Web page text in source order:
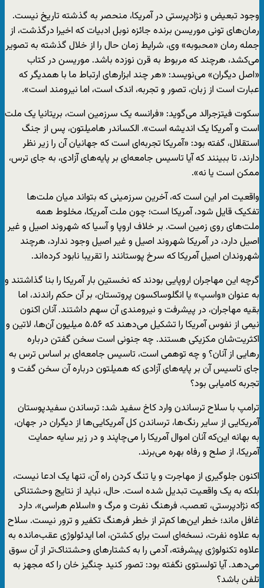
وجود تبعیض و نژادپرستی در آمریکا، منحصر به گذشته تاریخ نیست.
رمان‌های تونی موریسن برنده جائزه نوبل ادبیات که اخیرا درگذشت، از
جمله رمان «محبوبه» وی، شرایط زمان حال را از خلال گذشته به تصویر
می‌کشد، هرچند که مربوط به قرن نوزده باشد. موریسن در کتاب
«اصل دیگران» می‌نویسد: «هر چند ابزارهای ارتباط ما با همدیگر که
عبارت است از زبان، تصور و تجربه، اندک است، اما نیرومند است».
سکوت فیتزجرالد می‌گوید: «فرانسه یک سرزمین است، بریتانیا یک ملت
است و آمریکا یک اندیشه است». الکساندر هامیلتون، پس از جنگ
استقلال، گفته بود: «آمریکا تجربه‌ای است که جهانیان آن را زیر نظر
دارند، تا ببینند که آیا تاسیس جامعه‌ای بر پایه‌های آزادی، به جای ترس،
ممکن است یا نه».
واقعیت امر این است که، آخرین سرزمینی که بتواند میان ملت‌ها
تفکیک قایل شود، آمریکا است؛ چون ملت آمریکا، مخلوط همه
ملت‌های روی زمین است. بر خلاف اروپا و آسیا که شهروند اصیل و غیر
اصیل دارد، در آمریکا شهروند اصیل و غیر اصیل وجود ندارد، هرچند
شهروندان اصیل آمریکا که سرخ پوستانند را تقریبا نابود کرده‌اند.
گرچه این مهاجران اروپایی‌ بودند که نخستین بار آمریکا را بنا گذاشتند و
به عنوان «واسپ» یا انگلوساکسون پروتستان، بر آن حکم راندند، اما
بقیه مهاجران، در پیشرفت و نیرومندی آن سهم داشتند. آنان اکنون
نیمی از نفوس آمریکا را تشکیل می‌دهند که ۵.۵۶ میلیون آن‌ها، لاتین و
اکثریت‌شان مکزیکی هستند. چه جنونی است سخن گفتن درباره
رهایی از آنان؟ و چه توهمی است، تاسیس جامعه‌ای بر اساس ترس به
جای تاسیس آن بر پایه‌های آزادی که همیلتون درباره آن سخن گفت و
تجربه کامیابی بود؟
ترامپ با سلاح ترساندن وارد کاخ سفید شد: ترساندن سفیدپوستان
آمریکایی از سایر رنگ‌ها، ترساندن کل آمریکایی‌ها از دیگران در جهان،
به بهانه این‌که آنان اموال آمریکا را می‌چاپند و در زیر سایه حمایت
آمریکا، از صلح و رفاه بهره می‌برند.
اکنون جلوگیری از مهاجرت و یا تنگ کردن راه‌ آن، تنها یک ادعا نیست،
بلکه به یک واقعیت تبدیل شده است. حال، نباید از نتایج وحشتناکی
که نژادپرستی، تعصب، فرهنگ نفرت و مرگ و «اسلام هراسی»، دارد
غافل ماند؛ خطر این‌ها کم‌تر از خطر فرهنگ تکفیر و ترور نیست. سلاح
به علاوه نفرت، نسخه‌ای است برای کشتن، اما ایدئولوژی عقب‌مانده به
علاوه تکنولوژی پیشرفته، آدمی را به کشتارهای وحشتناک‌تر از آن سوق
می‌دهد. آیا تولستوی نگفته بود: تصور کنید چنگیز خان را که مجهز به
تلفن باشد؟